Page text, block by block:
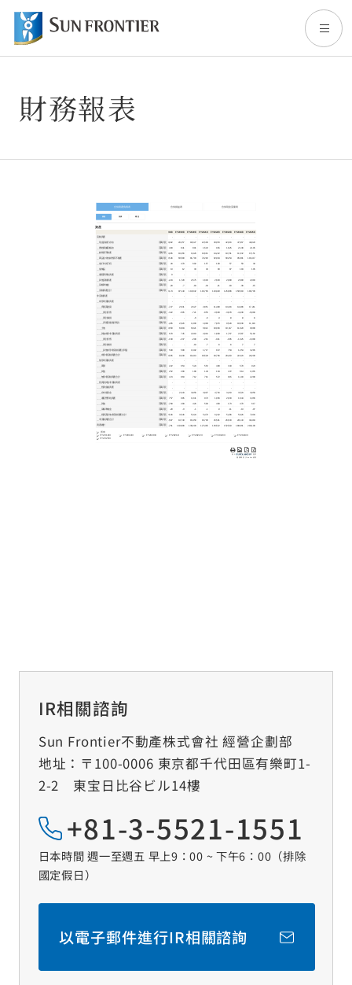
TOP
股東・投資人專區
永續發展(英文頁面)
關於金融商品販賣等的招攬方針
關於如何應對金融商品交易等投訴的資訊
社群媒體使用方針
網站的使用方法
網站導覽
網頁地圖
© Sun Frontier Fudousan Co., Ltd.
財務報表
IR相關諮詢
Sun Frontier不動產株式會社 經營企劃部
地址：〒100-0006 東京都千代田區有樂町1-
2-2 東宝日比谷ビル14樓
+81-3-5521-1551
日本時間 週一至週五 早上9：00 ~ 下午6：00（排除
國定假日）
以電子郵件進行IR相關諮詢